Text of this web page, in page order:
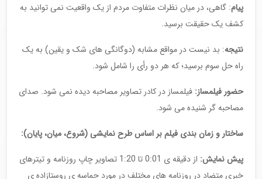
پیام: گاهی، در میان نظرات متفاوت مردم از یک واقعیت نمی توانید به
کشف یک حقیقت برسید.
نتیجه: بد نیست در مواقع مشابه (دوگانگی های شک و یقین) به یک
راه حل سوم برسید؛ که هر دو رأی را شامل شود.
حضور فیلمساز: فیلمساز در کادر تصاویر مصاحبه دیده نمی شود. صدای
مصاحبه گر شنیده می شود.
ساختار و زمان بندی فیلم بر اساس طرح نمایشی(شروع، میان، پایان):
پیش نمایش:
از دقیقه ی 0:01 تا 1:20 تصاویر چاپ روزنامه و تیترهای
خبری متضاد در روزنامه های مختلف در مورد حماسه ی روستازاده ی